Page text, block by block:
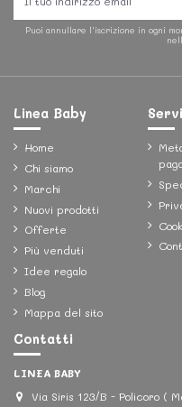
Puoi annullare l'iscrizione in ogni
Linea Baby
Home
Chi siamo
Marchi
Nuovi prodotti
Offerte
Più venduti
Idee regalo
Blog
Mappa del sito
Contatti
LINEA BABY
Via Siris 123/B - Policoro (